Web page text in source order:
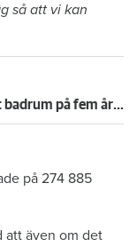
så att vi kan
Anmälde inte vattenskadat badrum på fem år – krävs på 125 000 kronor
på 274 885
att även om det